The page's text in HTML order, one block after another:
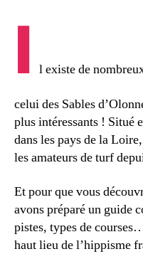
I l existe de
celui des Sables
plus intéressants ! Situé
dans les pays de la
les amateurs de turf
Et pour que vous
avons préparé un guide
pistes, types de
haut lieu de l’hippisme